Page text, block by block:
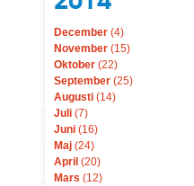
December (4)
November (15)
Oktober (22)
September (25)
Augusti (14)
Juli (7)
Juni (16)
Maj (24)
April (20)
Mars (12)